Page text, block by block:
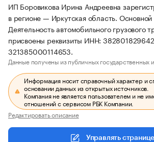
ИП Боровикова Ирина Андреевна
в регионе — Иркутская область. Основной
Деятельность автомобильного грузового
присвоены реквизиты ИНН:
321385000114653.
Данные получены из публичных государственных
Информация носит справочный характер и
основании данных из открытых источников.
Компания не является пользователем и не
отношений с сервисом РБК Компании.
Редактировать описание
Управлять